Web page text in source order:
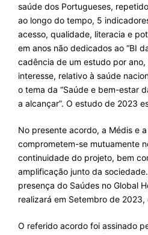
saúde dos Portugueses,
ao longo do tempo, 5
acesso, qualidade, literacia e
em anos não dedicados ao “BI
cadência de um estudo por
interesse, relativo à saúde
o tema da “Saúde e bem-estar
a alcançar”. O estudo de 2023
No presente acordo, a Médis e
comprometem-se mutuamente
continuidade do projeto, bem
amplificação junto da
presença do Saúdes no Global
realizará em Setembro de 2023,
O referido acordo foi assinado